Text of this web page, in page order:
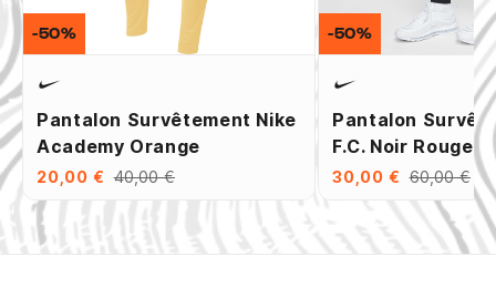
Pantalon Survêtement Nike
Academy Orange
20,00 € 40,00 €
-50%
Pantalon
F.C. Noir Rouge
30,00 € 60,00 €
-50%